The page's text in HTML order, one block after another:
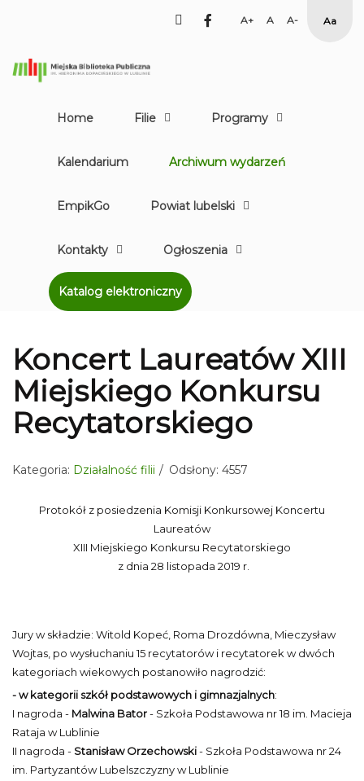
facebook
Set Set
Smaller
High
Home Filie Programy
Kalendarium Archiwum wydarzeń
EmpikGo Powiat lubelski
Kontakty Ogłoszenia
Katalog elektroniczny
Koncert Laureatów XIII
Miejskiego Konkursu
Recytatorskiego
Kategoria: Działalność filii Odsłony: 4557
Protokół z posiedzenia Komisji Konkursowej Koncertu
Laureatów
XIII Miejskiego Konkursu Recytatorskiego
z dnia 28 listopada 2019 r.
Jury w składzie: Witold Kopeć, Roma Drozdówna, Mieczysław
Wojtas, po wysłuchaniu 15 recytatorów i recytatorek w dwóch
kategoriach wiekowych postanowiło nagrodzić:
- w kategorii szkół podstawowych i gimnazjalnych:
I nagroda - Malwina Bator- Szkoła Podstawowa nr 18 im. Macieja
Rataja w Lublinie
II nagroda - Stanisław Orzechowski- Szkoła Podstawowa nr 24
im. Partyzantów Lubelszczyzny w Lublinie